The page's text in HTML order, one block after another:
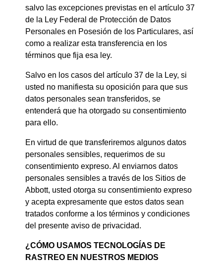
salvo las excepciones previstas en el artículo 37
de la Ley Federal de Protección de Datos
Personales en Posesión de los Particulares, así
como a realizar esta transferencia en los
términos que fija esa ley.
Salvo en los casos del artículo 37 de la Ley, si
usted no manifiesta su oposición para que sus
datos personales sean transferidos, se
entenderá que ha otorgado su consentimiento
para ello.
En virtud de que transferiremos algunos datos
personales sensibles, requerimos de su
consentimiento expreso. Al enviarnos datos
personales sensibles a través de los Sitios de
Abbott, usted otorga su consentimiento expreso
y acepta expresamente que estos datos sean
tratados conforme a los términos y condiciones
del presente aviso de privacidad.
¿CÓMO USAMOS TECNOLOGÍAS DE
RASTREO EN NUESTROS MEDIOS